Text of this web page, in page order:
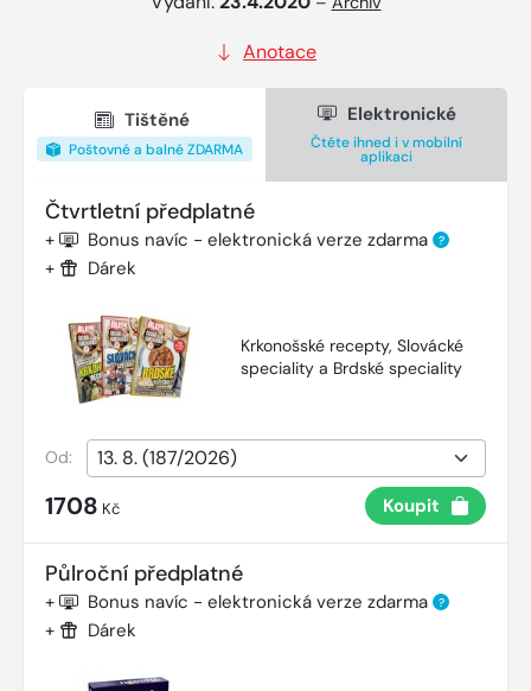
Anotace
Tištěné
Poštovné a balné ZDARMA
Elektronické
Čtěte ihned i v mobilní
aplikaci
Čtvrtletní předplatné
+ Bonus navíc - elektronická verze zdarma ?
+ Dárek
Krkonošské recepty, Slovácké
speciality a Brdské speciality
Od:
1708 Kč Koupit
Půlroční předplatné
+ Bonus navíc - elektronická verze zdarma ?
+ Dárek